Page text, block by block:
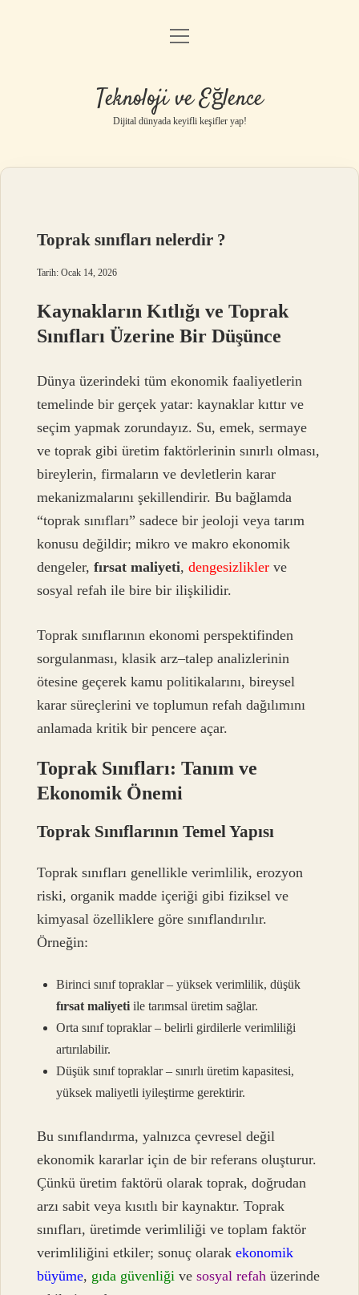
Anasayfa
Yasal Uyarı
menüyü
Teknoloji ve Eğlence
Dijital dünyada keyifli keşifler yap!
Toprak sınıfları nelerdir ?
Tarih: Ocak 14, 2026
Kaynakların Kıtlığı ve Toprak
Sınıfları Üzerine Bir Düşünce
Dünya üzerindeki tüm ekonomik faaliyetlerin
temelinde bir gerçek yatar: kaynaklar kıttır ve
seçim yapmak zorundayız. Su, emek, sermaye
ve toprak gibi üretim faktörlerinin sınırlı olması,
bireylerin, firmaların ve devletlerin karar
mekanizmalarını şekillendirir. Bu bağlamda
“toprak sınıfları” sadece bir jeoloji veya tarım
konusu değildir; mikro ve makro ekonomik
dengeler,fırsat maliyeti,dengesizlikler ve
sosyal refah ile bire bir ilişkilidir.
Toprak sınıflarının ekonomi perspektifinden
sorgulanması, klasik arz–talep analizlerinin
ötesine geçerek kamu politikalarını, bireysel
karar süreçlerini ve toplumun refah dağılımını
anlamada kritik bir pencere açar.
Toprak Sınıfları: Tanım ve
Ekonomik Önemi
Toprak Sınıflarının Temel Yapısı
Toprak sınıfları genellikle verimlilik, erozyon
riski, organik madde içeriği gibi fiziksel ve
kimyasal özelliklere göre sınıflandırılır.
Örneğin:
Birinci sınıf topraklar – yüksek verimlilik, düşük
fırsat maliyeti ile tarımsal üretim sağlar.
Orta sınıf topraklar – belirli girdilerle verimliliği
artırılabilir.
Düşük sınıf topraklar – sınırlı üretim kapasitesi,
yüksek maliyetli iyileştirme gerektirir.
Bu sınıflandırma, yalnızca çevresel değil
ekonomik kararlar için de bir referans oluşturur.
Çünkü üretim faktörü olarak toprak, doğrudan
arzı sabit veya kısıtlı bir kaynaktır. Toprak
sınıfları, üretimde verimliliği ve toplam faktör
verimliliğini etkiler; sonuç olarakekonomik
büyüme, gıda güvenliği vesosyal refah üzerinde